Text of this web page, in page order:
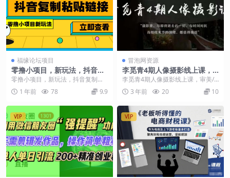
福缘论坛项目
零撸小项目，新玩法，抖音复
制链接0.07一条，20秒一条，
无限制。
零撸小项目，新玩法，抖音复制链
接0.07一条，20秒一条，无限制。
今天分享的零...
1 年前 78 9.9
冒泡网资源
李觅青4期人像摄影线上课，
审美/前期策划/拍摄/人像精
修/调色
李觅青4期人像摄影线上课，审美/
前期策划/拍摄/人像精修/调色 课程
大纲 一、基...
3 年前 20 10
VIP VIP